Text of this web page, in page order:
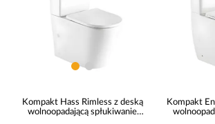
Kompakt Hass Rimless z deską
wolnoopadającą spłukiwanie
Kompakt